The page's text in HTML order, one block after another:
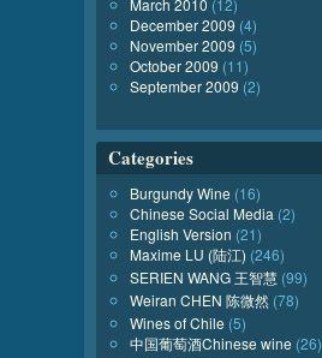
March 2010 (12)
December 2009 (4)
November 2009 (5)
October 2009 (11)
September 2009 (2)
Categories
Burgundy Wine (16)
Chinese Social Media (2)
English Version (21)
Maxime LU (陆江) (246)
SERIEN WANG 王智慧 (99)
Weiran CHEN 陈微然 (78)
Wines of Chile (5)
中国葡萄酒Chinese wine (26)